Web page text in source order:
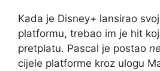
Kada je Disney+ lansirao
platformu, trebao im je hit
pretplatu. Pascal je postao
cijele platforme kroz ulogu